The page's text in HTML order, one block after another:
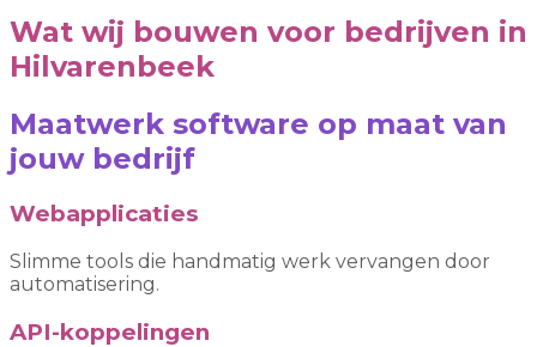
Wat wij bouwen voor bedrijven in
Hilvarenbeek
Maatwerk software op maat van
jouw bedrijf
Webapplicaties
Slimme tools die handmatig werk vervangen door
automatisering.
API-koppelingen